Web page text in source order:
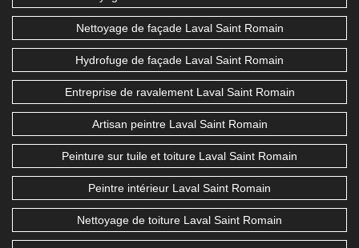
Nettoyage de façade Laval Saint Romain
Hydrofuge de façade Laval Saint Romain
Entreprise de ravalement Laval Saint Romain
Artisan peintre Laval Saint Romain
Peinture sur tuile et toiture Laval Saint Romain
Peintre intérieur Laval Saint Romain
Nettoyage de toiture Laval Saint Romain